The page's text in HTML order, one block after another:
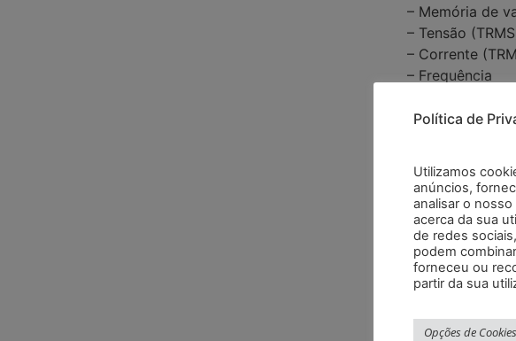
– Memória de
– Tensão
– Corrente
– Frequência
tela
Tensão (AC/
… 200 Hz)
50 … 200 Hz)
Política de
Utilizamos
anúncios,
analisar o
acerca da sua
de redes
podem
forneceu ou
partir da sua
Opções de Cookies